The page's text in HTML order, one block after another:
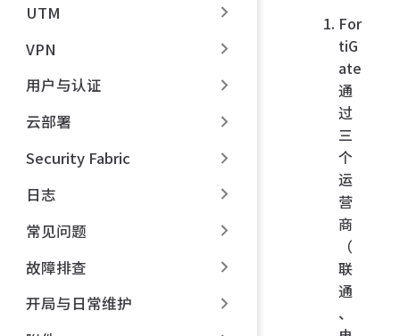
UTM
VPN
用户与认证
云部署
Security Fabric
日志
常见问题
故障排查
开局与日常维护
For
tiG
ate
通
过
三
个
运
营
商
（
联
通
、